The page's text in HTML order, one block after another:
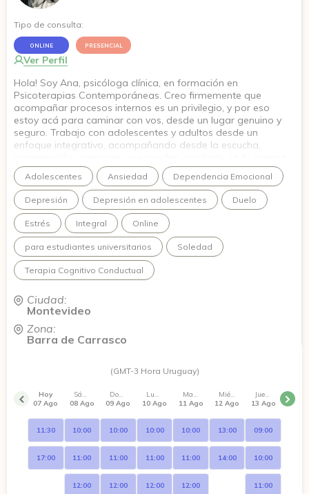
Tipo de consulta:
ONLINE PRESENCIAL
Ver Perfil
Hola! Soy Ana, psicóloga clínica, en formación en
Psicoterapias Contemporáneas. Creo firmemente que
acompañar procesos internos es un privilegio, y por eso
estoy acá para caminar con vos, desde un lugar genuino y
seguro. Trabajo con adolescentes y adultos desde un
enfoque integrativo, acompañando desde la escucha,
Quiero que en este espacio puedas animarte a conectar con
esa versión de vos que viene creciendo hace tiempo.
Adolescentes Ansiedad Dependencia Emocional
Depresión Depresión en adolescentes Duelo
Estrés Integral Online
para estudiantes universitarios Soledad
Terapia Cognitivo Conductual
Ciudad:
Montevideo
Zona:
Barra de Carrasco
(GMT-3 Hora Uruguay)
Hoy
07 Ago
11:30
17:00
Sábado
08 Ago
10:00
11:00
12:00
Domingo
09 Ago
10:00
11:00
12:00
Lunes
10 Ago
10:00
11:00
12:00
Martes
11 Ago
10:00
11:00
12:00
Miércoles
12 Ago
13:00
14:00
Jueves
13 Ago
09:00
10:00
11:00